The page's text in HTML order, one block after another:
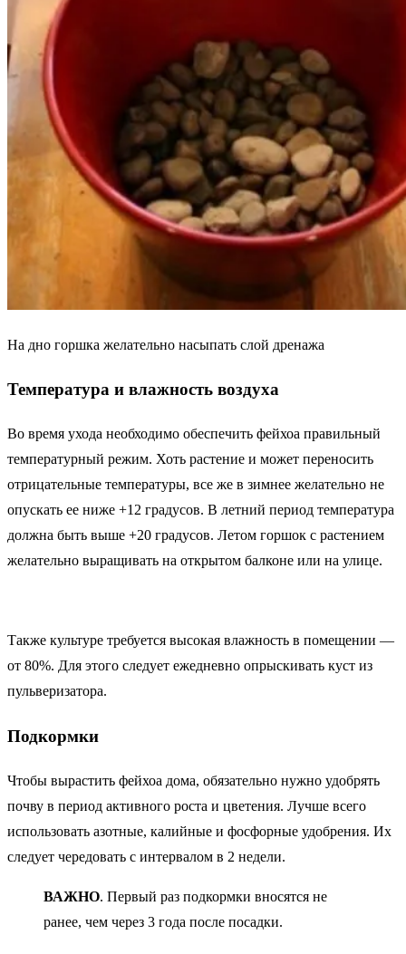
На дно горшка желательно насыпать слой дренажа
Температура и влажность воздуха
Во время ухода необходимо обеспечить фейхоа правильный
температурный режим. Хоть растение и может переносить
отрицательные температуры, все же в зимнее желательно не
опускать ее ниже +12 градусов. В летний период температура
должна быть выше +20 градусов. Летом горшок с растением
желательно выращивать на открытом балконе или на улице.
Также культуре требуется высокая влажность в помещении —
от 80%. Для этого следует ежедневно опрыскивать куст из
пульверизатора.
Подкормки
Чтобы вырастить фейхоа дома, обязательно нужно удобрять
почву в период активного роста и цветения. Лучше всего
использовать азотные, калийные и фосфорные удобрения. Их
следует чередовать с интервалом в 2 недели.
ВАЖНО. Первый раз подкормки вносятся не
ранее, чем через 3 года после посадки.